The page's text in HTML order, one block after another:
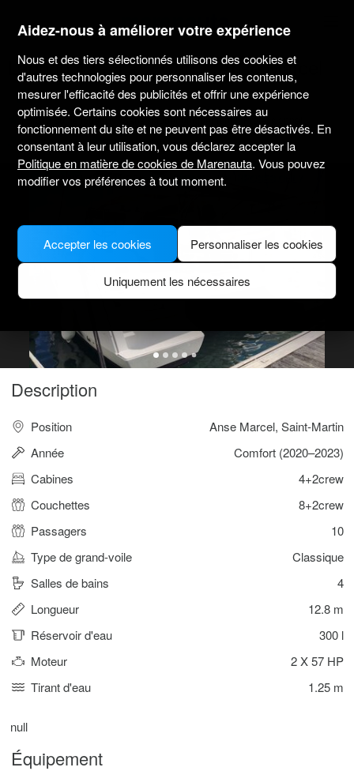
marenauta
Lagoon 42 - 4 + 2 Cab. - Anse Marcel
4.3(312 sur le loueur) Sans skipper uniquement
Professionnel
Anse Marcel port
Bateau vérifié
MODEL PICTURE FOR ILLUSTRATIVE PURPOSES ONLY
Description
Position
Anse Marcel, Saint-Martin
Année
Comfort (2020–2023)
Cabines
4+2crew
Couchettes
8+2crew
Passagers
10
Type de grand-voile
Classique
Salles de bains
4
Longueur
12.8 m
Réservoir d'eau
300 l
Moteur
2 X 57 HP
Tirant d'eau
1.25 m
null
Équipement
Aidez-nous à améliorer votre expérience
Nous et des tiers sélectionnés utilisons des cookies et
d'autres technologies pour personnaliser les contenus,
mesurer l'efficacité des publicités et offrir une expérience
optimisée. Certains cookies sont nécessaires au
fonctionnement du site et ne peuvent pas être désactivés. En
consentant à leur utilisation, vous déclarez accepter la
Politique en matière de cookies de Marenauta. Vous pouvez
modifier vos préférences à tout moment.
Personnaliser les cookies
Uniquement les nécessaires
Accepter les cookies